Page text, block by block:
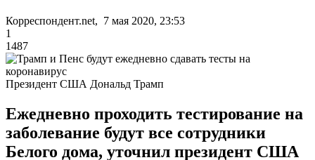
Корреспондент.net, 7 мая 2020, 23:53
1
1487
Президент США Дональд Трамп
Ежедневно проходить тестирование на
заболевание будут все сотрудники
Белого дома, уточнил президент США